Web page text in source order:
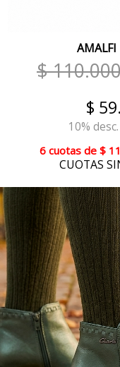
AMALFI
$
$
10%
6 cuotasde $
CUOTAS